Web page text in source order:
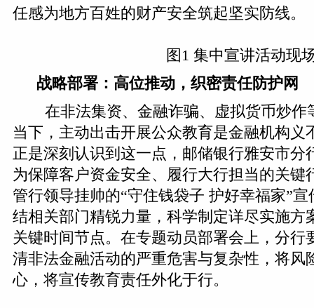
任感为地方百姓的财产安全筑起坚实防线。
图1 集中宣讲活动现
战略部署：高位推动， 织密责任防护网
在非法集资、金融诈骗、虚拟货币炒作
当下，主动出击开展公众教育是金融机构义
正是深刻认识到这一点，邮储银行雅安市分
为保障客户资金安全、履行大行担当的关键
管行领导挂帅的“守住钱袋子 护好幸福家”
结相关部门精锐力量，科学制定详尽实施方
关键时间节点。在专题动员部署会上，分行
清非法金融活动的严重危害与复杂性，将风
心，将宣传教育责任外化于行。